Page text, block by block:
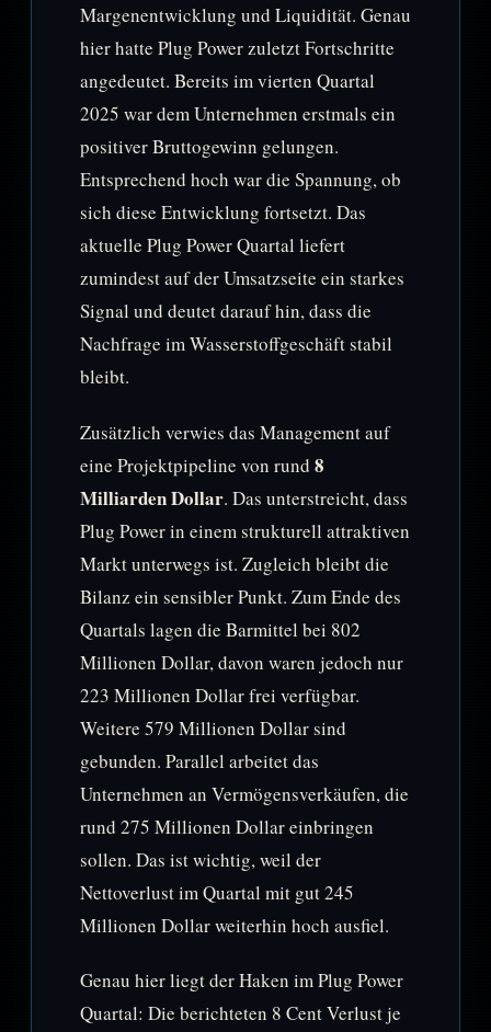
Margenentwicklung und Liquidität. Genau
hier hatte Plug Power zuletzt Fortschritte
angedeutet. Bereits im vierten Quartal
2025 war dem Unternehmen erstmals ein
positiver Bruttogewinn gelungen.
Entsprechend hoch war die Spannung, ob
sich diese Entwicklung fortsetzt. Das
aktuelle Plug Power Quartal liefert
zumindest auf der Umsatzseite ein starkes
Signal und deutet darauf hin, dass die
Nachfrage im Wasserstoffgeschäft stabil
bleibt.
Zusätzlich verwies das Management auf
eine Projektpipeline von rund 8
Milliarden Dollar. Das unterstreicht, dass
Plug Power in einem strukturell attraktiven
Markt unterwegs ist. Zugleich bleibt die
Bilanz ein sensibler Punkt. Zum Ende des
Quartals lagen die Barmittel bei 802
Millionen Dollar, davon waren jedoch nur
223 Millionen Dollar frei verfügbar.
Weitere 579 Millionen Dollar sind
gebunden. Parallel arbeitet das
Unternehmen an Vermögensverkäufen, die
rund 275 Millionen Dollar einbringen
sollen. Das ist wichtig, weil der
Nettoverlust im Quartal mit gut 245
Millionen Dollar weiterhin hoch ausfiel.
Genau hier liegt der Haken im Plug Power
Quartal: Die berichteten 8 Cent Verlust je